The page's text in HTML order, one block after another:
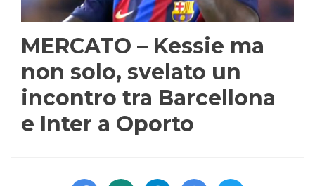
MERCATO – Kessie ma
non solo, svelato un
incontro tra Barcellona
e Inter a Oporto